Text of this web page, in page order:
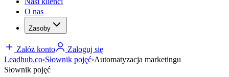
O nas
Zasoby
Załóż konto
Zaloguj się
Leadhub.co›Słownik pojęć›Automatyzacja marketingu
Słownik pojęć